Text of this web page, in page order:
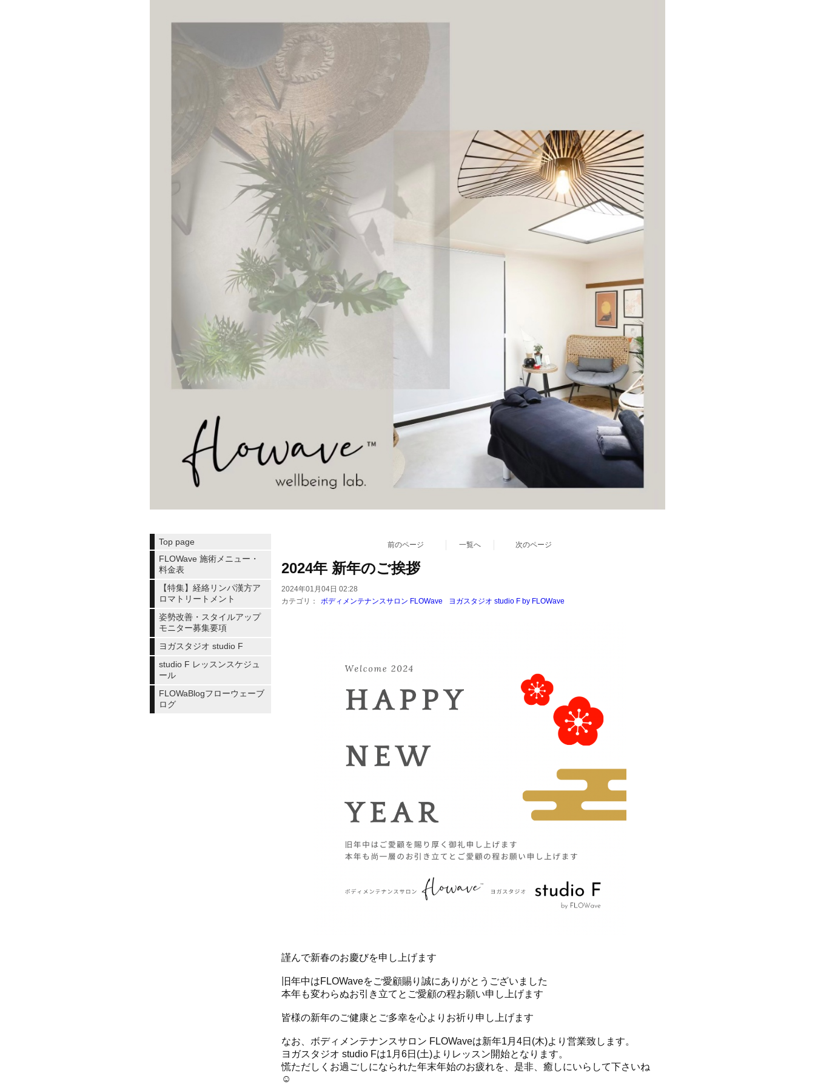
前のページ 一覧へ 次のページ
2024年 新年のご挨拶
2024年01月04日 02:28
カテゴリ：
ボディメンテナンスサロン FLOWave ヨガスタジオ studio F by FLOWave
謹んで新春のお慶びを申し上げます
旧年中はFLOWaveをご愛顧賜り誠にありがとうございました
本年も変わらぬお引き立てとご愛顧の程お願い申し上げます
皆様の新年のご健康とご多幸を心よりお祈り申し上げます
なお、ボディメンテナンスサロン FLOWaveは新年1月4日(木)より営業致します。
ヨガスタジオ studio Fは1月6日(土)よりレッスン開始となります。
慌ただしくお過ごしになられた年末年始のお疲れを、是非、癒しにいらして下さいね
☺️
Top page
FLOWave 施術メニュー・
料金表
【特集】経絡リンパ漢方ア
ロマトリートメント
姿勢改善・スタイルアップ
モニター募集要項
ヨガスタジオ studio F
studio F レッスンスケジュ
ール
FLOWaBlogフローウェーブ
ログ